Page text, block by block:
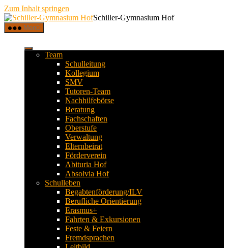
Zum Inhalt springen
Schiller-Gymnasium Hof
Menü
Team
Schulleitung
Kollegium
SMV
Tutoren-Team
Nachhilfebörse
Beratung
Fachschaften
Oberstufe
Verwaltung
Elternbeirat
Förderverein
Abituria Hof
Absolvia Hof
Schulleben
Begabtenförderung/ILV
Berufliche Orientierung
Erasmus+
Fahrten & Exkursionen
Feste & Feiern
Fremdsprachen